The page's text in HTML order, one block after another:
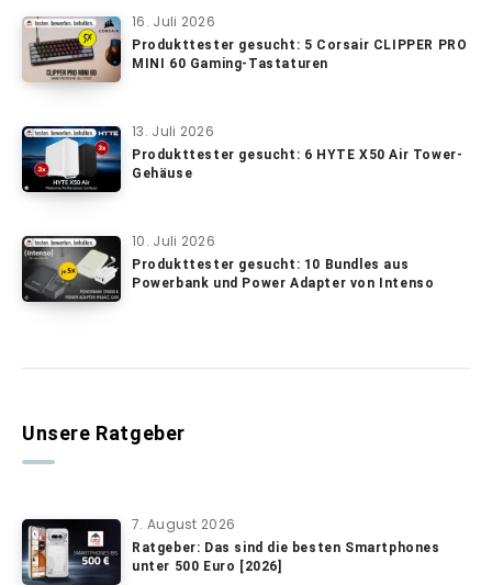
16. Juli 2026
Produkttester gesucht: 5 Corsair CLIPPER PRO
MINI 60 Gaming-Tastaturen
13. Juli 2026
Produkttester gesucht: 6 HYTE X50 Air Tower-
Gehäuse
10. Juli 2026
Produkttester gesucht: 10 Bundles aus
Powerbank und Power Adapter von Intenso
Unsere Ratgeber
7. August 2026
Ratgeber: Das sind die besten Smartphones
unter 500 Euro [2026]